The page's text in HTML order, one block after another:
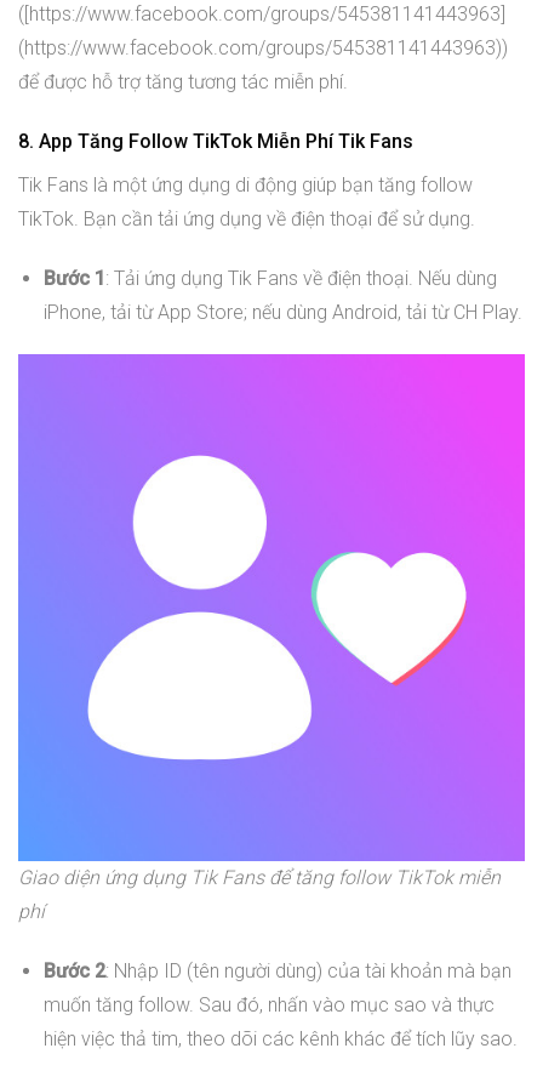
([https://www.facebook.com/groups/545381141443963]
(https://www.facebook.com/groups/545381141443963))
để được hỗ trợ tăng tương tác miễn phí.
8. App Tăng Follow TikTok Miễn Phí Tik Fans
Tik Fans là một ứng dụng di động giúp bạn tăng follow
TikTok. Bạn cần tải ứng dụng về điện thoại để sử dụng.
Bước 1: Tải ứng dụng Tik Fans về điện thoại. Nếu dùng
iPhone, tải từ App Store; nếu dùng Android, tải từ CH Play.
Giao diện ứng dụng Tik Fans để tăng follow TikTok miễn
phí
Bước 2: Nhập ID (tên người dùng) của tài khoản mà bạn
muốn tăng follow. Sau đó, nhấn vào mục sao và thực
hiện việc thả tim, theo dõi các kênh khác để tích lũy sao.